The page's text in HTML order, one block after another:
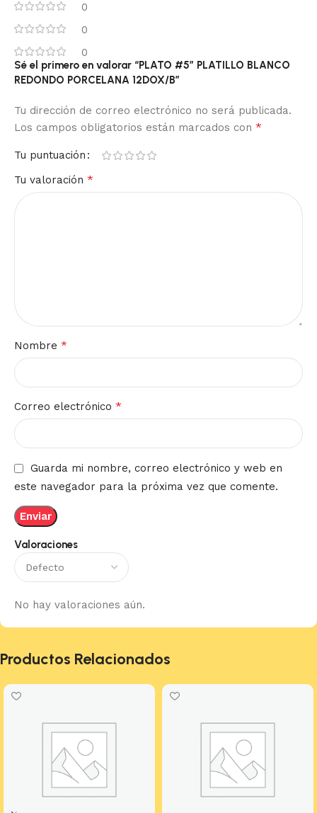
0
0
0
Valoraciones
No hay valoraciones aún.
Sé el primero en valorar “PLATO #5″ PLATILLO BLANCO
REDONDO PORCELANA 12DOX/B”
Tu dirección de correo electrónico no será publicada.
Los campos obligatorios están marcados con *
Tu puntuación
Tu valoración *
Nombre *
Correo electrónico *
Guarda mi nombre, correo electrónico y web en
este navegador para la próxima vez que comente.
Productos Relacionados